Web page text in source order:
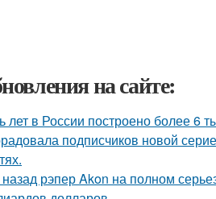
на сайте:
лет в России построено более 6
подписчиков новой
рэпер Akon на полном